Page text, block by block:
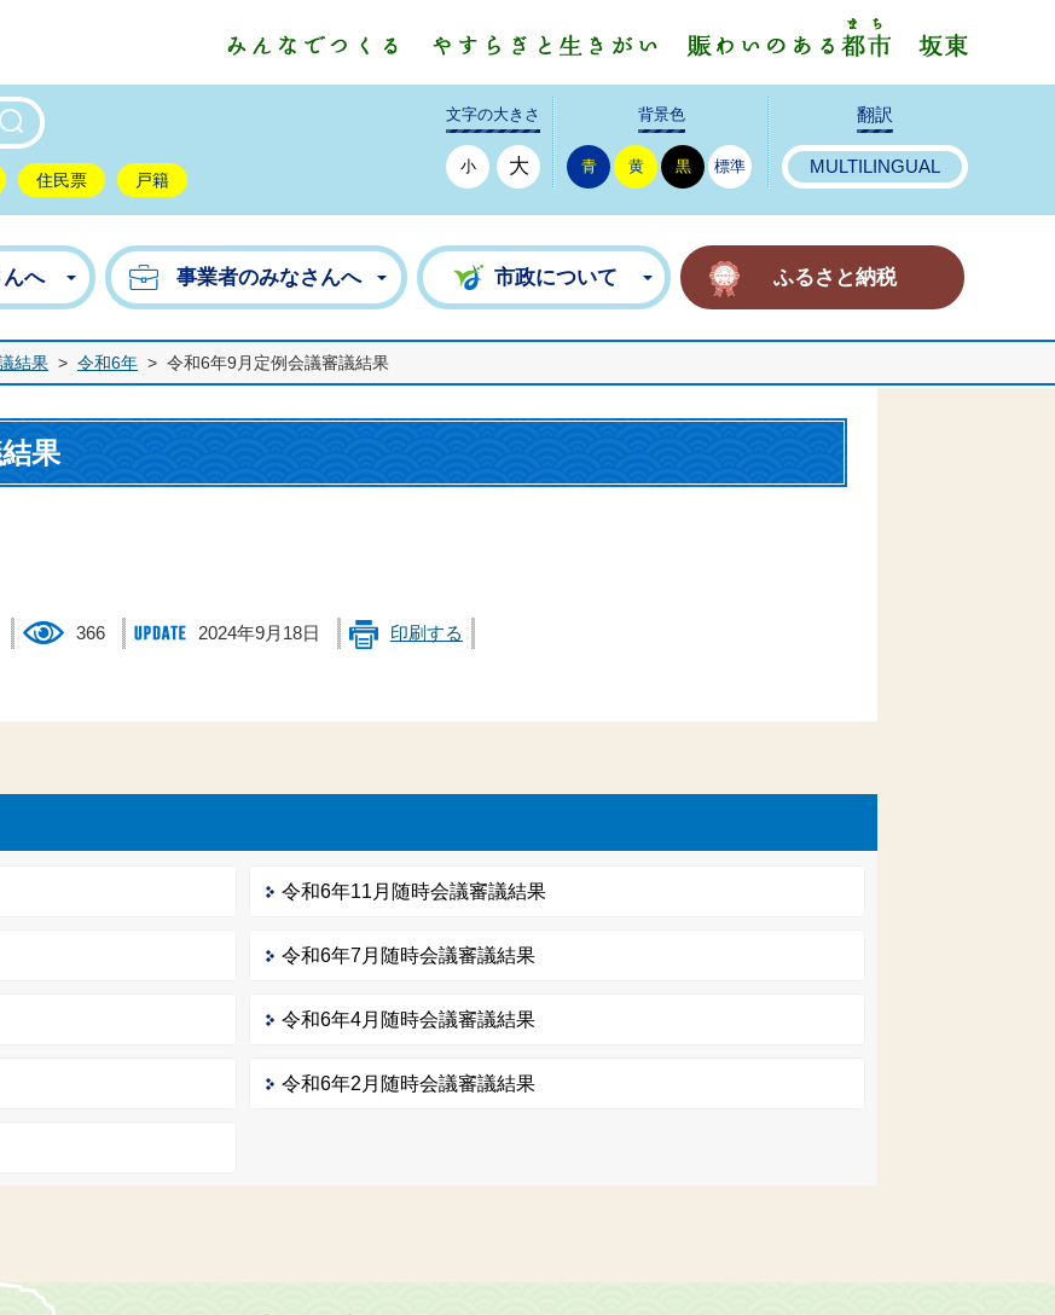
住民票 戸籍
文字の大きさ
小 大
背景色
青 黄 黒 標準
翻訳
MULTILINGUAL
へ 事業者のみなさんへ 市政について ふるさと納税
結果 > 令和6年 > 令和6年9月定例会議審議結果
果
366 2024年9月18日 印刷する
令和6年11月随時会議審議結果
令和6年7月随時会議審議結果
令和6年4月随時会議審議結果
令和6年2月随時会議審議結果